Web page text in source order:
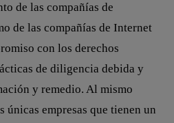
de las compañías de
de las compañías de Internet
con los derechos
de diligencia debida y
y remedio. Al mismo
únicas empresas que tienen un